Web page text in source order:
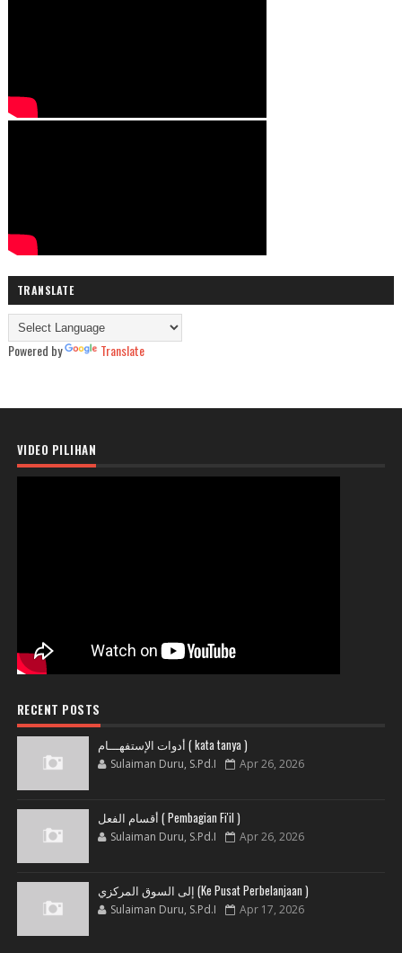
TRANSLATE
Powered by Translate
VIDEO PILIHAN
RECENT POSTS
أدوات الإستفهـــام ( kata tanya )
Sulaiman Duru, S.Pd.I Apr 26, 2026
أقسام الفعل ( Pembagian Fi'il )
Sulaiman Duru, S.Pd.I Apr 26, 2026
إلى السوق المركزي (Ke Pusat Perbelanjaan )
Sulaiman Duru, S.Pd.I Apr 17, 2026